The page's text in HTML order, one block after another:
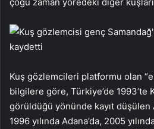
Kuş gözlemcileri platformu olan
bilgilere göre, Türkiye’de 1993’te
görüldüğü yönünde kayıt
1996 yılında Adana’da, 2005